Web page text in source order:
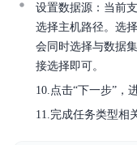
设置数据源：当前
选择主机路径。选
会同时选择与数据
接选择即可。
10.点击“下一步”，
11.完成任务类型相